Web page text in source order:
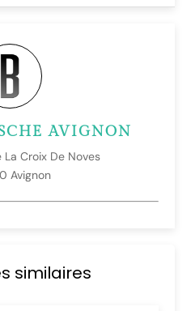
AVIGNON
Croix De Noves
Avignon
similaires